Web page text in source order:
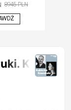
8945 PLN